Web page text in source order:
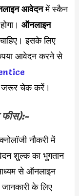
आवेदनमें स्कैन
ऑनलाइन
इसके लिए
आवेदन करने से
चेक करें।
नौकरी में
शुल्क का भुगतान
से ऑनलाइन
के लिए